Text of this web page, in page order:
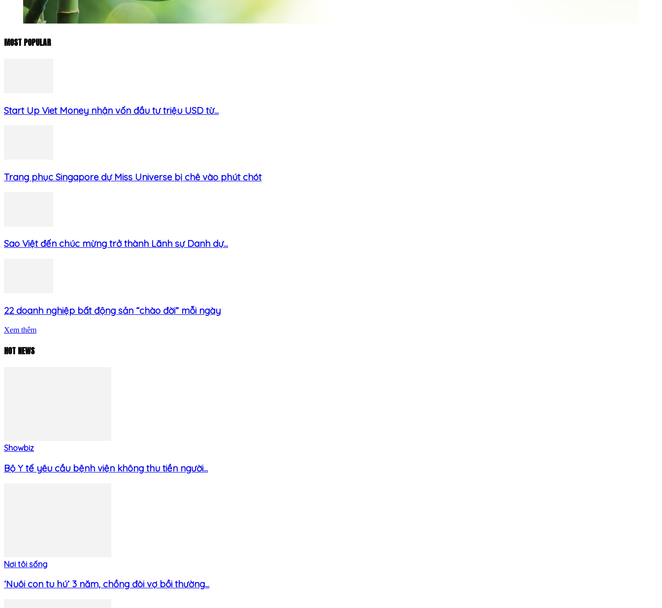
MOST POPULAR
Start Up Viet Money nhận vốn đầu tư triệu USD từ...
Trang phục Singapore dự Miss Universe bị chê vào phút chót
Sao Việt đến chúc mừng trở thành Lãnh sự Danh dự...
22 doanh nghiệp bất động sản “chào đời” mỗi ngày
Xem thêm
HOT NEWS
Showbiz
Bộ Y tế yêu cầu bệnh viện không thu tiền người...
Nơi tôi sống
‘Nuôi con tu hú’ 3 năm, chồng đòi vợ bồi thường...